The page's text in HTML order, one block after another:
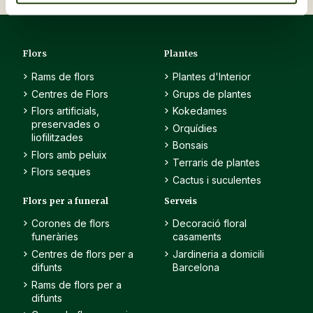
Flors
Rams de flors
Centres de Flors
Flors artificials,
preservades o
liofilitzades
Flors amb peluix
Flors seques
Plantes
Plantes d'Interior
Grups de plantes
Kokedames
Orquídies
Bonsais
Terraris de plantes
Cactus i suculentes
Flors per a funeral
Corones de flors
funeràries
Centres de flors per a
difunts
Rams de flors per a
difunts
Serveis
Decoració floral
casaments
Jardineria a domicili
Barcelona